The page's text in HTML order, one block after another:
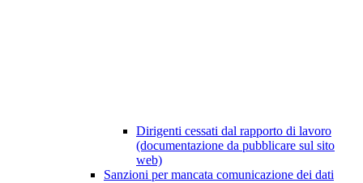
Dirigenti cessati dal rapporto di lavoro
(documentazione da pubblicare sul sito
web)
Sanzioni per mancata comunicazione dei dati